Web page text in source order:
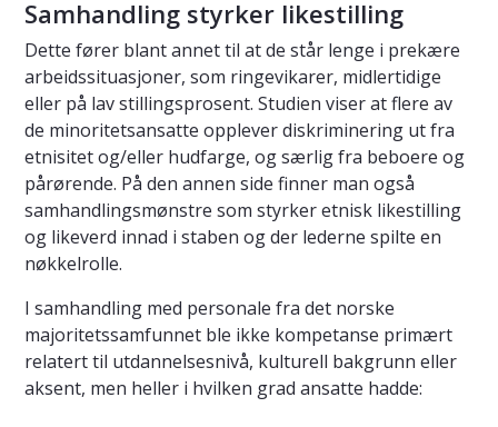
Samhandling styrker likestilling
Dette fører blant annet til at de står lenge i prekære
arbeidssituasjoner, som ringevikarer, midlertidige
eller på lav stillingsprosent. Studien viser at flere av
de minoritetsansatte opplever diskriminering ut fra
etnisitet og/eller hudfarge, og særlig fra beboere og
pårørende. På den annen side finner man også
samhandlingsmønstre som styrker etnisk likestilling
og likeverd innad i staben og der lederne spilte en
nøkkelrolle.
I samhandling med personale fra det norske
majoritetssamfunnet ble ikke kompetanse primært
relatert til utdannelsesnivå, kulturell bakgrunn eller
aksent, men heller i hvilken grad ansatte hadde: